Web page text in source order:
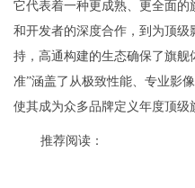
它代表着一种更成熟、更全面
和开发者的深度合作，到为顶
持，高通构建的生态确保了旗
准”涵盖了从极致性能、专业影
使其成为众多品牌定义年度顶级
推荐阅读：